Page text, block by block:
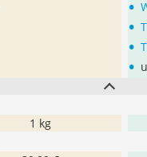
•
•
•
•
1 kg